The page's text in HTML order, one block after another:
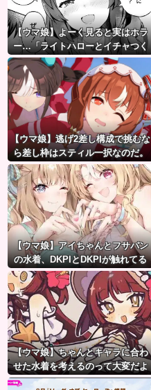
【ウマ娘】よーく見ると実はホラ
ー…「ライトハローとイチャつく
スティルトレ漫画」
【ウマ娘】逃げ2差し構成で挑むな
ら差し枠はスティル一択なのだ。
【ウマ娘】アイちゃんとフサパン
の水着、DKPIとDKPIが触れてる
構図が良き…
【ウマ娘】ちゃんとキャラに合わ
せた水着を考えるのって大変だよ
ね。